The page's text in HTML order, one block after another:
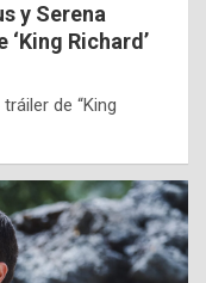
y Serena
Richard’
de “King